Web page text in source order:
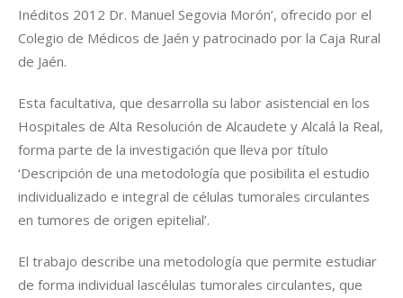
Inéditos 2012 Dr. Manuel Segovia Morón’, ofrecido por el
Colegio de Médicos de Jaén y patrocinado por la Caja Rural
de Jaén.
Esta facultativa, que desarrolla su labor asistencial en los
Hospitales de Alta Resolución de Alcaudete y Alcalá la Real,
forma parte de la investigación que lleva por título
‘Descripción de una metodología que posibilita el estudio
individualizado e integral de células tumorales circulantes
en tumores de origen epitelial’.
El trabajo describe una metodología que permite estudiar
de forma individual lascélulas tumorales circulantes, que